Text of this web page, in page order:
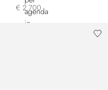
€ 2.700